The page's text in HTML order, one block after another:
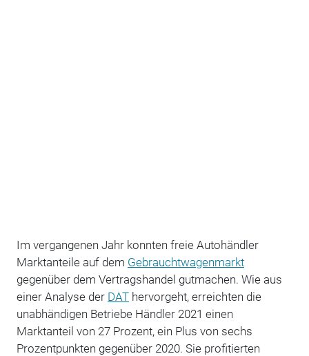
Im vergangenen Jahr konnten freie Autohändler
Marktanteile auf dem Gebrauchtwagenmarkt
gegenüber dem Vertragshandel gutmachen. Wie aus
einer Analyse der DAThervorgeht, erreichten die
unabhändigen Betriebe Händler 2021 einen
Marktanteil von 27 Prozent, ein Plus von sechs
Prozentpunkten gegenüber 2020. Sie profitierten